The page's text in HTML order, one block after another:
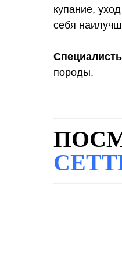
купание,
себя
породы.